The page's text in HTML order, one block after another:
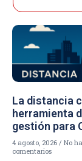
La distancia
herramienta
gestión para
4 agosto, 2026
No
comentarios